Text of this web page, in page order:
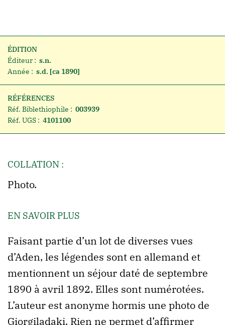
ÉDITION
Éditeur : s.n.
Année : s.d. [ca 1890]
RÉFÉRENCES
Réf. Biblethiophile : 003939
Réf. UGS : 4101100
COLLATION :
Photo.
EN SAVOIR PLUS
Faisant partie d’un lot de diverses vues
d’Aden, les légendes sont en allemand et
mentionnent un séjour daté de septembre
1890 à avril 1892. Elles sont numérotées.
L’auteur est anonyme hormis une photo de
Giorgiladaki. Rien ne permet d’affirmer